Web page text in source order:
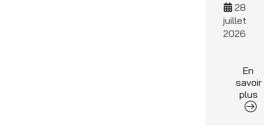
28
juillet
2026
En
savoir
plus